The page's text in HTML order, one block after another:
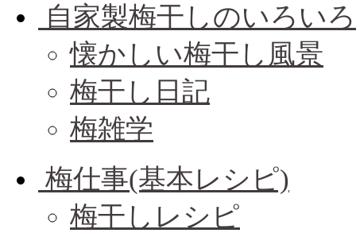
自家製梅干しのいろいろ
懐かしい梅干し風景
梅干し日記
梅雑学
梅仕事(基本レシピ)
梅干しレシピ